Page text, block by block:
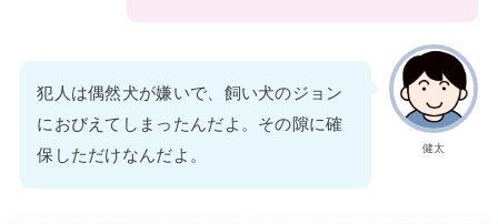
健太
犯人は偶然犬が嫌いで、飼い犬のジョン
におびえてしまったんだよ。その隙に確
保しただけなんだよ。